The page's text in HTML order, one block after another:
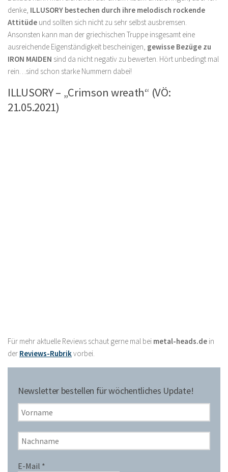
denke, ILLUSORY bestechen durch ihre melodisch rockende
Attitüde und sollten sich nicht zu sehr selbst ausbremsen.
Ansonsten kann man der griechischen Truppe insgesamt eine
ausreichende Eigenständigkeit bescheinigen, gewisse Bezüge zu
IRON MAIDEN sind da nicht negativ zu bewerten. Hört unbedingt mal
rein…sind schon starke Nummern dabei!
ILLUSORY – „Crimson wreath“ (VÖ:
21.05.2021)
Für mehr aktuelle Reviews schaut gerne mal bei metal-heads.de in
der Reviews-Rubrikvorbei.
Newsletter bestellen für wöchentliches Update!
E-Mail *